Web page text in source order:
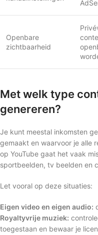
Openbare
zichtbaarheid
Met welk type
genereren?
Je kunt meestal inkomsten
gemaakt en waarvoor je alle
op YouTube gaat het vaak
sportbeelden, tv beelden en
Let vooral op deze situaties:
Eigen video en eigen audio:
Royaltyvrije muziek:
toegestaan en bewaar je